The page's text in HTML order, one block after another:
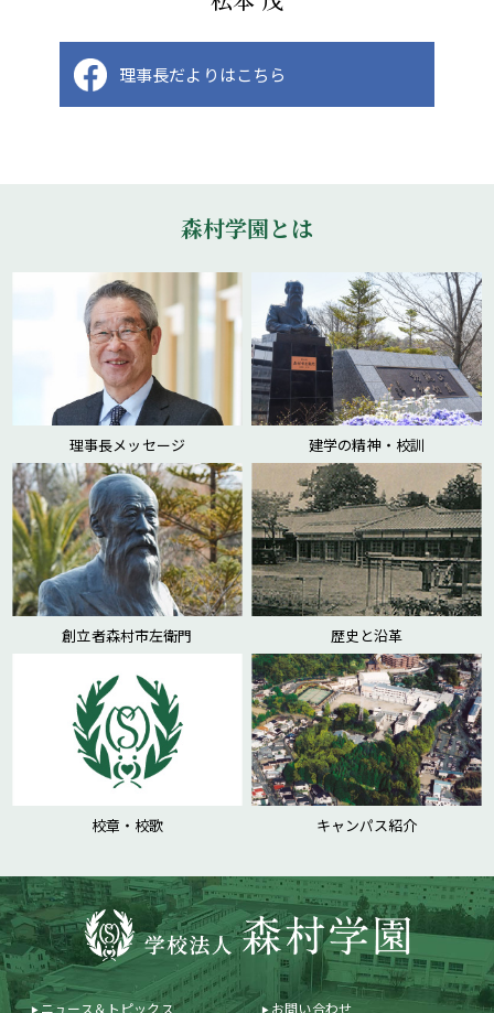
理事長だよりはこちら
森村学園とは
理事長メッセージ 建学の精神・校訓
創立者森村市左衛門 歴史と沿革
校章・校歌 キャンパス紹介
ニュース＆トピックス お問い合わせ